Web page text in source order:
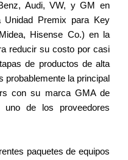
Audi, VW, y GM en
Unidad Premix para Key
Hisense Co.) en la
reducir su costo por casi
de productos de alta
probablemente la principal
con su marca GMA de
de los proveedores
paquetes de equipos